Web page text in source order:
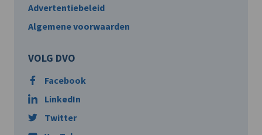
Advertentiebeleid
Algemene voorwaarden
VOLG DVO
Facebook
LinkedIn
Twitter